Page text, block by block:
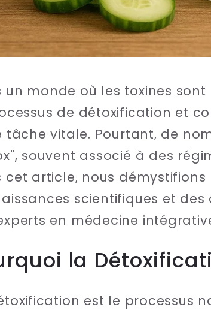
un monde où les toxines
de détoxification et
tâche vitale. Pourtant, de
souvent associé à des
cet article, nous
scientifiques et
en médecine
la
est le processus